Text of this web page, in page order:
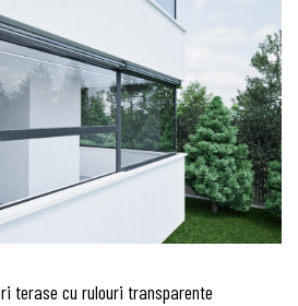
terase cu rulouri transparente